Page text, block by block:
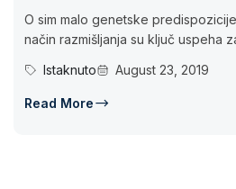
O sim malo genetske
način razmišljanja su ključ uspeha
Istaknuto
August 23, 2019
Read More